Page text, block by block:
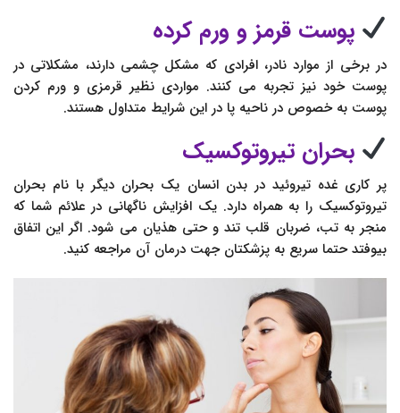
پوست قرمز و ورم کرده
در برخی از موارد نادر، افرادی که مشکل چشمی دارند، مشکلاتی در
پوست خود نیز تجربه می کنند. مواردی نظیر قرمزی و ورم کردن
پوست به خصوص در ناحیه پا در این شرایط متداول هستند.
بحران تیروتوکسیک
پر کاری غده تیروئید در بدن انسان یک بحران دیگر با نام بحران
تیروتوکسیک را به همراه دارد. یک افزایش ناگهانی در علائم شما که
منجر به تب، ضربان قلب تند و حتی هذیان می شود. اگر این اتفاق
بیوفتد حتما سریع به پزشکتان جهت درمان آن مراجعه کنید.